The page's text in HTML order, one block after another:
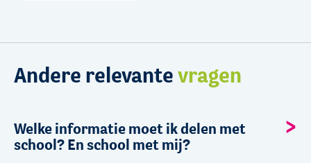
Andere relevantevragen
Welke informatie moet ik delen met
school? En school met mij?